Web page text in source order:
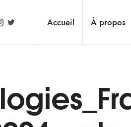
Accueil À propos